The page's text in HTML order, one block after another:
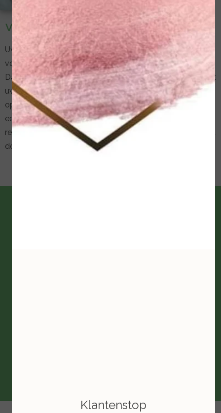
Vaataandoeningen en voetzorg
Uw medisch pedicure kan u adviseren en tips geven om
voetproblemen te verminderen of te voorkomen.
Daarnaast behandelt hij of zij uw voetproblemen en houdt
uw voeten in goede conditie. Een medisch pedicure is
opgeleid in het behandelen van risicovoeten en heeft ook
een belangrijke signalerende functie. Zij ziet uw voeten
regelmatig en kan vroegtijdig complicaties opmerken en u
doorverwijzen naar de volgende discipline/specialist.
Klantenstop